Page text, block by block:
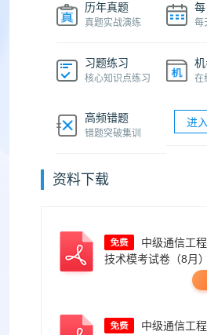
历年真题
真题实战演练 每
习题练习
核心知识点练习 在
高频错题
错题突破集训
进
资料下载
技术模考试卷（8月